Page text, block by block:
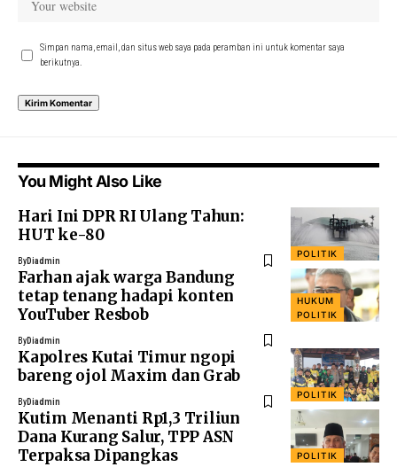
Simpan nama, email, dan situs web saya pada peramban ini untuk komentar saya
berikutnya.
You Might Also Like
POLITIK
Hari Ini DPR RI Ulang Tahun:
HUT ke-80
ByDiadmin
HUKUM
POLITIK
Farhan ajak warga Bandung
tetap tenang hadapi konten
YouTuber Resbob
ByDiadmin
POLITIK
Kapolres Kutai Timur ngopi
bareng ojol Maxim dan Grab
ByDiadmin
POLITIK
Kutim Menanti Rp1,3 Triliun
Dana Kurang Salur, TPP ASN
Terpaksa Dipangkas